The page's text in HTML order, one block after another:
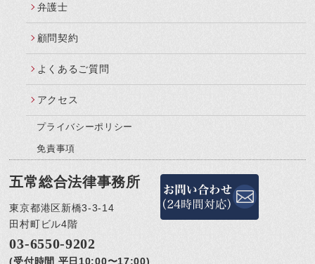
弁護士
顧問契約
よくあるご質問
アクセス
プライバシーポリシー
免責事項
五常総合法律事務所
東京都港区新橋3-3-14
田村町ビル4階
03-6550-9202
(受付時間 平日10:00〜17:00)